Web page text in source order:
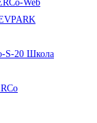
Web
S-20 Школа